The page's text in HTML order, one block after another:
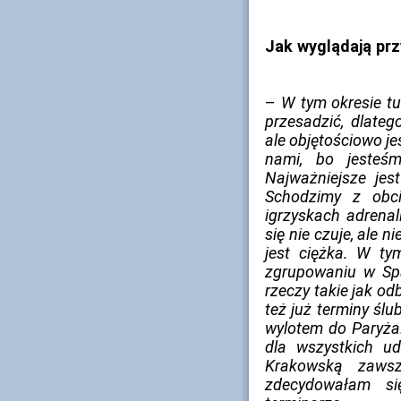
Jak wyglądają
– W tym okresie
przesadzić,
ale objętościowo
nami, bo
Najważniejsze
Schodzimy z
igrzyskach
się nie czuje, ale
jest ciężka. W
zgrupowaniu w
rzeczy takie jak
też już terminy
wylotem do
dla wszystkich
Krakowską
zdecydowałam